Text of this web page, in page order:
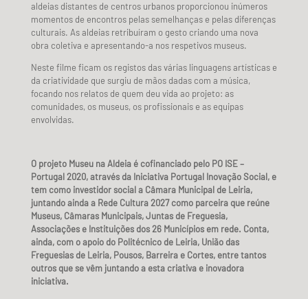
aldeias distantes de centros urbanos proporcionou inúmeros
momentos de encontros pelas semelhanças e pelas diferenças
culturais. As aldeias retribuíram o gesto criando uma nova
obra coletiva e apresentando-a nos respetivos museus.
Neste filme ficam os registos das várias linguagens artísticas e
da criatividade que surgiu de mãos dadas com a música,
focando nos relatos de quem deu vida ao projeto: as
comunidades, os museus, os profissionais e as equipas
envolvidas.
O projeto Museu na Aldeia é cofinanciado pelo PO ISE –
Portugal 2020, através da Iniciativa Portugal Inovação Social, e
tem como investidor social a Câmara Municipal de Leiria,
juntando ainda a Rede Cultura 2027 como parceira que reúne
Museus, Câmaras Municipais, Juntas de Freguesia,
Associações e Instituições dos 26 Municípios em rede. Conta,
ainda, com o apoio do Politécnico de Leiria, União das
Freguesias de Leiria, Pousos, Barreira e Cortes, entre tantos
outros que se vêm juntando a esta criativa e inovadora
iniciativa.